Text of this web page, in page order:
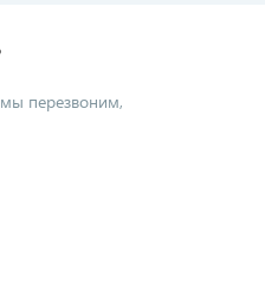
перезвоним,